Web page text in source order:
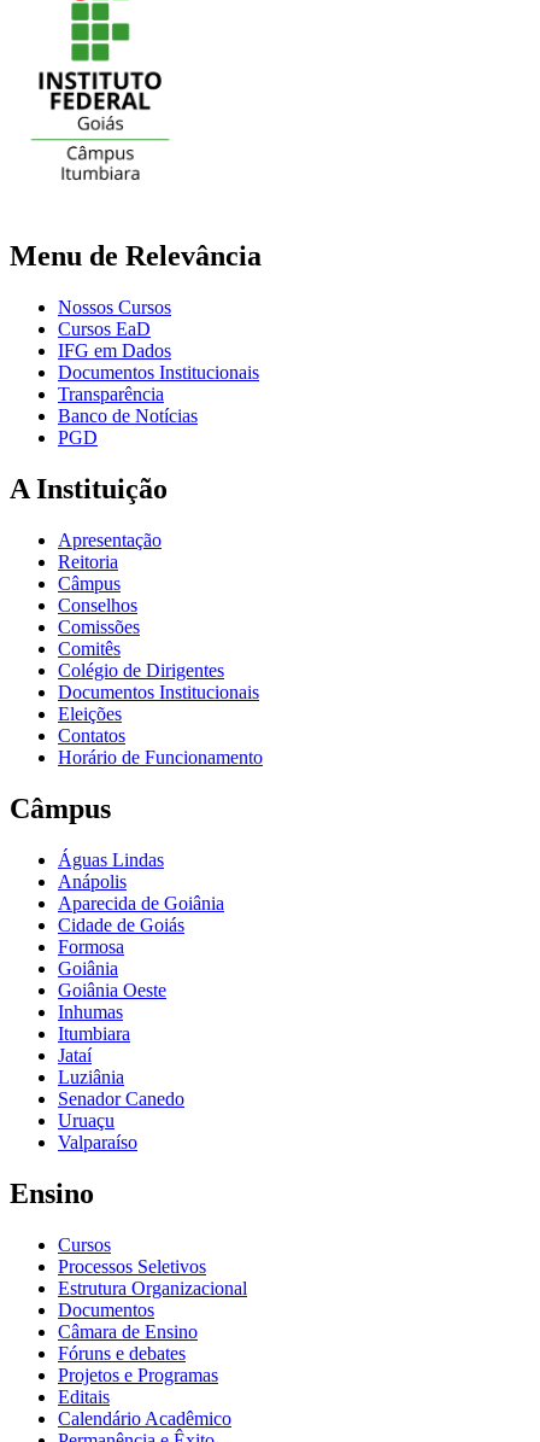
Menu de Relevância
Nossos Cursos
Cursos EaD
IFG em Dados
Documentos Institucionais
Transparência
Banco de Notícias
PGD
A Instituição
Apresentação
Reitoria
Câmpus
Conselhos
Comissões
Comitês
Colégio de Dirigentes
Documentos Institucionais
Eleições
Contatos
Horário de Funcionamento
Câmpus
Águas Lindas
Anápolis
Aparecida de Goiânia
Cidade de Goiás
Formosa
Goiânia
Goiânia Oeste
Inhumas
Itumbiara
Jataí
Luziânia
Senador Canedo
Uruaçu
Valparaíso
Ensino
Cursos
Processos Seletivos
Estrutura Organizacional
Documentos
Câmara de Ensino
Fóruns e debates
Projetos e Programas
Editais
Calendário Acadêmico